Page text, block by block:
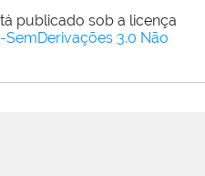
publicado sob a licença
3.0 Não